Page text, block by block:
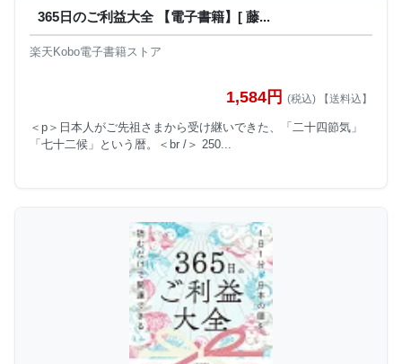
365日のご利益大全 【電子書籍】[ 藤...
楽天Kobo電子書籍ストア
1,584円 (税込) 【送料込】
＜p＞日本人がご先祖さまから受け継いできた、「二十四節気」
「七十二候」という暦。＜br /＞ 250...